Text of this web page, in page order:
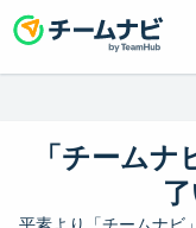
「チーム
平素より「チームナビ